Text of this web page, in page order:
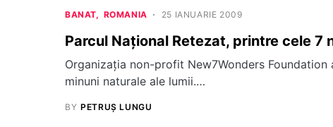
BANAT ROMANIA 25 IANUARIE 2009
Parcul Naţional Retezat, printre cele 7
Organizaţia non-profit New7Wonders
minuni naturale ale lumii.…
BY PETRUȘ LUNGU